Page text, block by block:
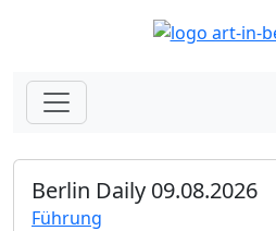
Berlin Daily 09.08.2026
Führung